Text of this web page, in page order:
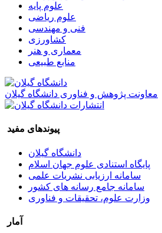
علوم پایه
علوم ریاضی
فنی و مهندسی
کشاورزی
معماری و هنر
منابع طبیعی
معاونت پژوهش و فناوری دانشگاه گیلان
پیوندهای مفید
دانشگاه گیلان
پایگاه استنادی علوم جهان اسلام
سامانه ارزیابی نشریات علمی
سامانه جامع رسانه های کشور
وزارت علوم، تحقیقات و فناوری
آمار